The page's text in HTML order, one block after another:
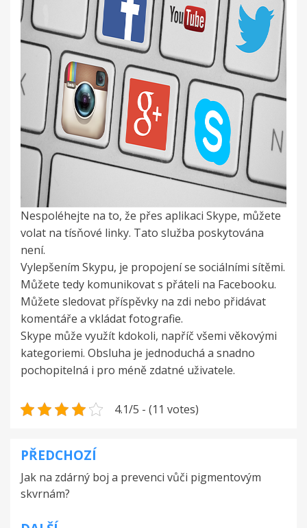
Nespoléhejte na to, že přes aplikaci Skype, můžete
volat na tísňové linky. Tato služba poskytována
není.
Vylepšením Skypu, je propojení se sociálními sítěmi.
Můžete tedy komunikovat s přáteli na Facebooku.
Můžete sledovat příspěvky na zdi nebo přidávat
komentáře a vkládat fotografie.
Skype může využít kdokoli, napříč všemi věkovými
kategoriemi. Obsluha je jednoduchá a snadno
pochopitelná i pro méně zdatné uživatele.
4.1/5 - (11 votes)
Navigace
pro
příspěvek
PŘEDCHOZÍ
Jak na zdárný boj a prevenci vůči pigmentovým
skvrnám?